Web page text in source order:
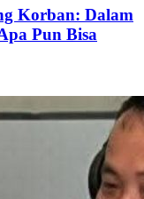
Korban: Dalam
Pun Bisa